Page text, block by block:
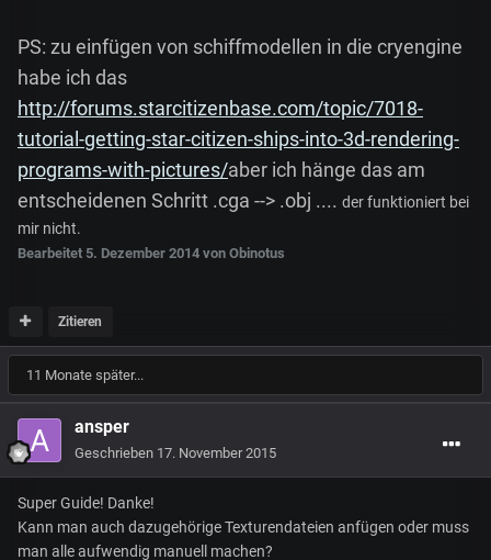
PS: zu einfügen von schiffmodellen in die cryengine
habe ich das
http://forums.starcitizenbase.com/topic/7018-
tutorial-getting-star-citizen-ships-into-3d-rendering-
programs-with-pictures/aber ich hänge das am
entscheidenen Schritt .cga --> .obj .... der funktioniert bei
mir nicht.
Bearbeitet 5. Dezember 2014 von Obinotus
Zitieren
11 Monate später...
ansper
Geschrieben 17. November 2015
Super Guide! Danke!
Kann man auch dazugehörige Texturendateien anfügen oder muss
man alle aufwendig manuell machen?